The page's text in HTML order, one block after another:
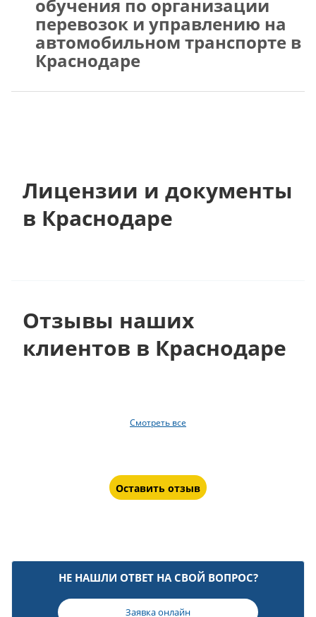
обучения по организации
перевозок и управлению на
автомобильном транспорте в
Краснодаре
Лицензии и документы
в Краснодаре
Отзывы наших
клиентов в Краснодаре
Смотреть все
Оставить отзыв
НЕ НАШЛИ ОТВЕТ НА СВОЙ ВОПРОС?
Заявка онлайн